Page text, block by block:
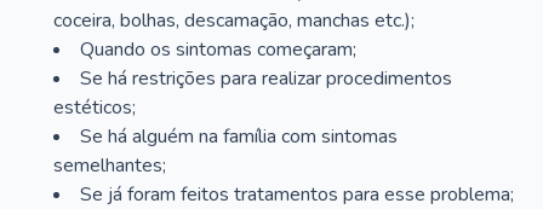
coceira, bolhas, descamação, manchas etc.);
Quando os sintomas começaram;
Se há restrições para realizar procedimentos
estéticos;
Se há alguém na família com sintomas
semelhantes;
Se já foram feitos tratamentos para esse problema;